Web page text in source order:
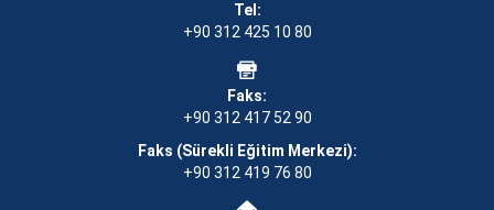
Tel:
+90 312 425 10 80
Faks:
+90 312 417 52 90
Faks (Sürekli Eğitim Merkezi):
+90 312 419 76 80